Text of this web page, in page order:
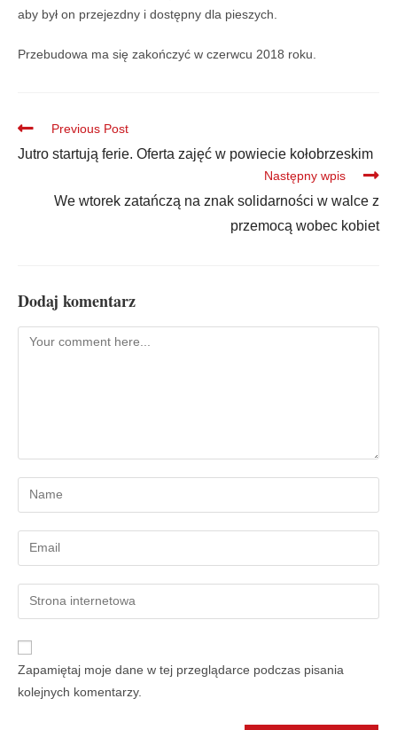
aby był on przejezdny i dostępny dla pieszych.
Przebudowa ma się zakończyć w czerwcu 2018 roku.
Previous Post
Jutro startują ferie. Oferta zajęć w powiecie kołobrzeskim
Następny wpis
We wtorek zatańczą na znak solidarności w walce z
przemocą wobec kobiet
Dodaj komentarz
Zapamiętaj moje dane w tej przeglądarce podczas pisania
kolejnych komentarzy.